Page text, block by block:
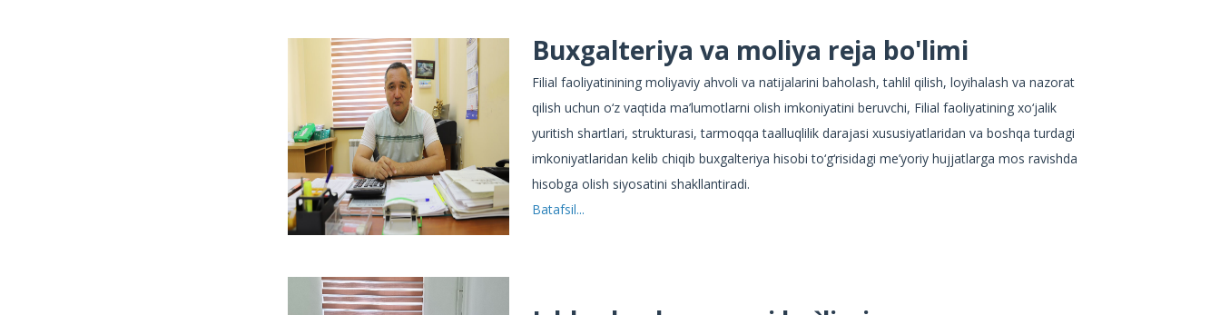
Buxgalteriya va moliya reja bo'limi
Filial faoliyatinining moliyaviy ahvoli va natijalarini baholash, tahlil qilish, loyihalash va nazorat
qilish uchun o‘z vaqtida ma’lumotlarni olish imkoniyatini beruvchi, Filial faoliyatining xo‘jalik
yuritish shartlari, strukturasi, tarmoqqa taalluqlilik darajasi xususiyatlaridan va boshqa turdagi
imkoniyatlaridan kelib chiqib buxgalteriya hisobi to‘g‘risidagi me’yoriy hujjatlarga mos ravishda
hisobga olish siyosatini shakllantiradi.
Batafsil...